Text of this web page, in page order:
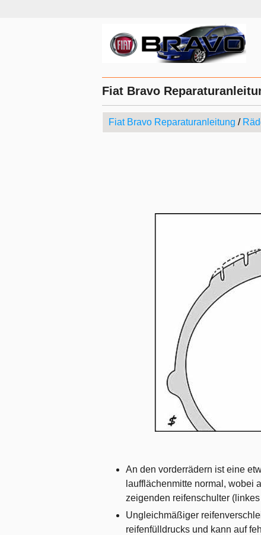
Fiat Bravo
Fiat Bravo Reparaturanleitung /
An den vorderrädern ist eine
laufflächenmitte normal, wobei
zeigenden reifenschulter
Ungleichmäßiger
reifenfülldrucks und kann auf